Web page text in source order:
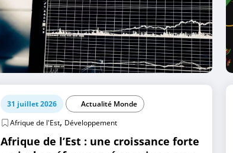
31 juillet 2026
Actualité Monde
Afrique de l'Est, Développement
Afrique de l’Est : une croissance forte